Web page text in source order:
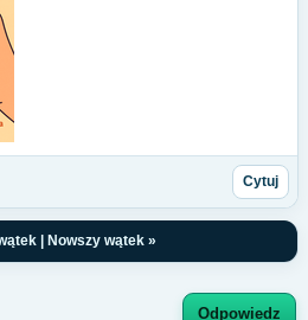
Cytuj
Nowszy wątek »
Odpowiedz